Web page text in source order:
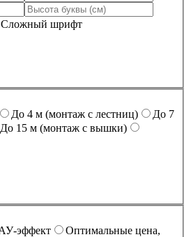
Сложный шрифт
До 4 м (монтаж с лестниц)
До 7
До 15 м (монтаж с вышки)
эффект
Оптимальные цена,